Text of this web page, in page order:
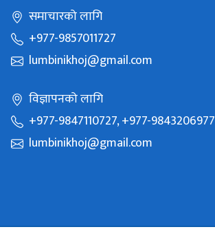
समाचारको लागि
+977-9857011727
lumbinikhoj@gmail.com
विज्ञापनको लागि
+977-9847110727, +977-9843206977
lumbinikhoj@gmail.com